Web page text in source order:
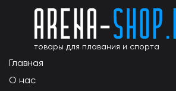
товары для плавания и спорта
Главная
О нас